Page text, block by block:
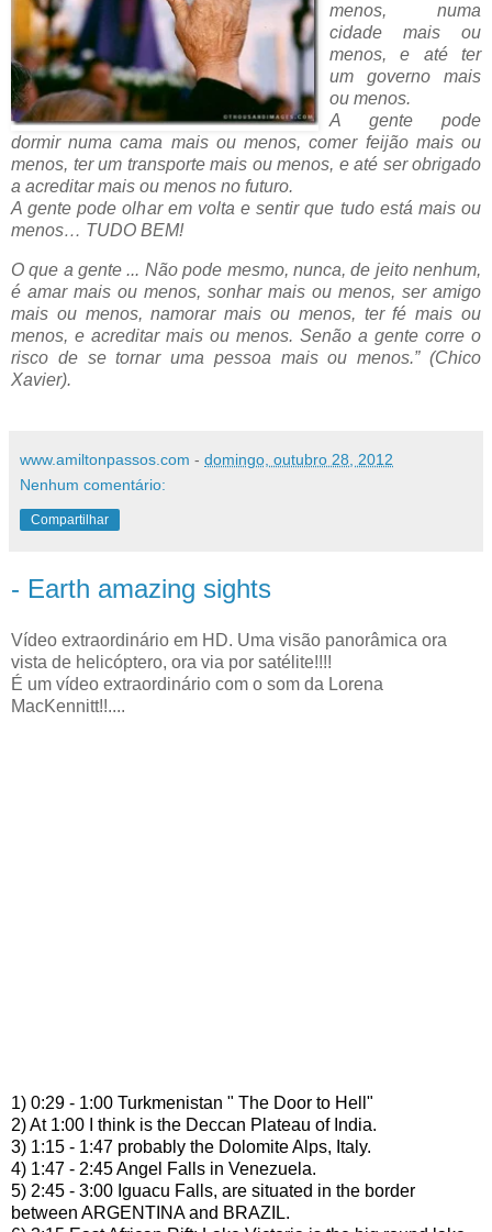
menos, numa
cidade mais ou
menos, e até ter
um governo mais
ou menos.
A gente pode
dormir numa cama mais ou menos, comer feijão mais ou
menos, ter um transporte mais ou menos, e até ser obrigado
a acreditar mais ou menos no futuro.
A gente pode olhar em volta e sentir que tudo está mais ou
menos… TUDO BEM!
O que a gente ... Não pode mesmo, nunca, de jeito nenhum,
é amar mais ou menos, sonhar mais ou menos, ser amigo
mais ou menos, namorar mais ou menos, ter fé mais ou
menos, e acreditar mais ou menos. Senão a gente corre o
risco de se tornar uma pessoa mais ou menos.” (Chico
Xavier).
www.amiltonpassos.com - domingo, outubro 28, 2012
Nenhum comentário:
Compartilhar
- Earth amazing sights
Vídeo extraordinário em HD. Uma visão panorâmica ora
vista de helicóptero, ora via por satélite!!!!
É um vídeo extraordinário com o som da Lorena
MacKennitt!!....
1) 0:29 - 1:00 Turkmenistan " The Door to Hell"
2) At 1:00 I think is the Deccan Plateau of India.
3) 1:15 - 1:47 probably the Dolomite Alps, Italy.
4) 1:47 - 2:45Angel Falls in Venezuela.
5) 2:45 - 3:00 Iguacu Falls, are situated in the border
between ARGENTINA and BRAZIL.